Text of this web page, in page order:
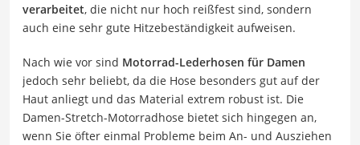
verarbeitet, die nicht nur hoch reißfest sind, sondern
auch eine sehr gute Hitzebeständigkeit aufweisen.
Nach wie vor sind Motorrad-Lederhosen für Damen
jedoch sehr beliebt, da die Hose besonders gut auf der
Haut anliegt und das Material extrem robust ist. Die
Damen-Stretch-Motorradhose bietet sich hingegen an,
wenn Sie öfter einmal Probleme beim An- und Ausziehen